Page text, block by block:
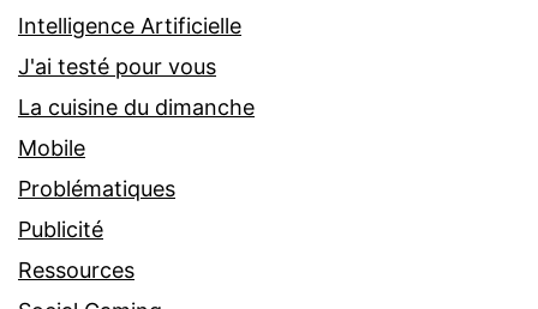
Intelligence Artificielle
J'ai testé pour vous
La cuisine du dimanche
Mobile
Problématiques
Publicité
Ressources